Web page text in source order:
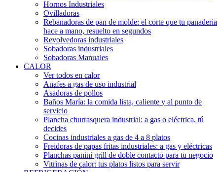
Hornos Industriales
Ovilladoras
Rebanadoras de pan de molde: el corte que tu panadería
hace a mano, resuelto en segundos
Revolvedoras industriales
Sobadoras industriales
Sobadoras Manuales
CALOR
Ver todos en calor
Anafes a gas de uso industrial
Asadoras de pollos
Baños María: la comida lista, caliente y al punto de
servicio
Plancha churrasquera industrial: a gas o eléctrica, tú
decides
Cocinas industriales a gas de 4 a 8 platos
Freidoras de papas fritas industriales: a gas y eléctricas
Planchas panini grill de doble contacto para tu negocio
Vitrinas de calor: tus platos listos para servir